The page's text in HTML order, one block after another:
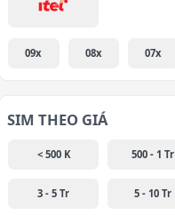
09x 08x 07x
SIM THEO GIÁ
< 500 K 500 - 1 Tr
3 - 5 Tr 5 - 10 Tr